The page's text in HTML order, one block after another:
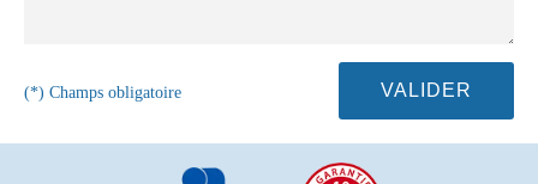
(*) Champs obligatoire